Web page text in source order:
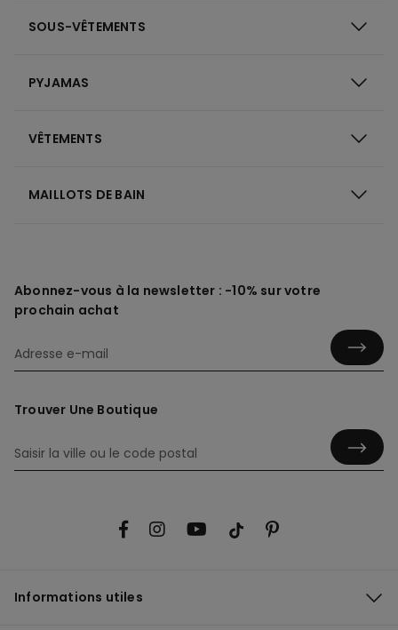
SOUS-VÊTEMENTS
PYJAMAS
VÊTEMENTS
MAILLOTS DE BAIN
Abonnez-vous à la newsletter : -10% sur votre
prochain achat
Trouver Une Boutique
Informations utiles